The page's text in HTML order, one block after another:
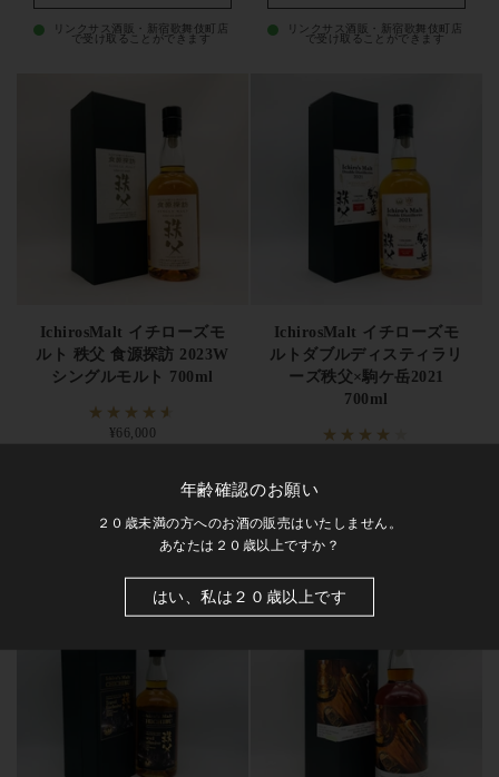
リンクサス酒販・新宿歌舞伎町店
で受け取ることができます
リンクサス酒販・新宿歌舞伎町店
で受け取ることができます
IchirosMalt イチローズモ
ルト 秩父 食源探訪 2023W
シングルモルト 700ml
定価
¥66,000
カートに追加
で受け取ることができます
IchirosMalt イチローズモ
ルトダブルディスティラリ
ーズ秩父×駒ケ岳2021
700ml
で受け取ることができます
年齢確認のお願い
２０歳未満の方へのお酒の販売はいたしません。
あなたは２０歳以上ですか？
はい、私は２０歳以上です